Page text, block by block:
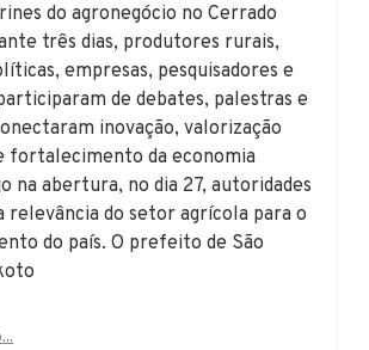
do agronegócio no Cerrado
três dias, produtores rurais,
empresas, pesquisadores e
de debates, palestras e
inovação, valorização
fortalecimento da economia
na abertura, no dia 27, autoridades
relevância do setor agrícola para o
do país. O prefeito de São